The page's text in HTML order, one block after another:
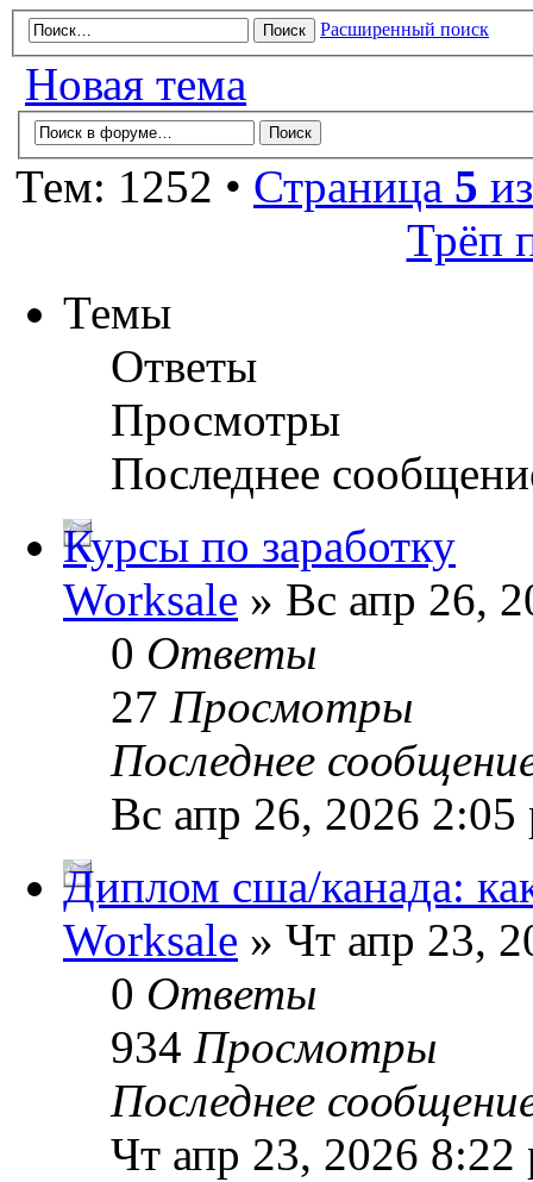
Расширенный поиск
Новая тема
Тем: 1252 • Страница 5
Трёп
Темы
Ответы
Просмотры
Последнее
Курсы по заработку
Worksale » Вс апр 26,
0 Ответы
27 Просмотры
Последнее
Вс апр 26, 2026 2:05
Диплом сша/канада:
Worksale » Чт апр 23,
0 Ответы
934 Просмотры
Последнее
Чт апр 23, 2026 8:22